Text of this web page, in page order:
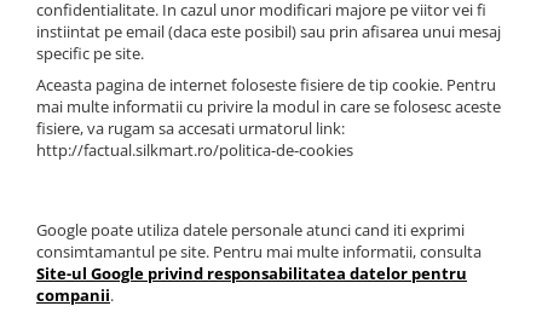
confidentialitate. In cazul unor modificari majore pe viitor vei fi
instiintat pe email (daca este posibil) sau prin afisarea unui mesaj
specific pe site.
Aceasta pagina de internet foloseste fisiere de tip cookie. Pentru
mai multe informatii cu privire la modul in care se folosesc aceste
fisiere, va rugam sa accesati urmatorul link:
http://factual.silkmart.ro/politica-de-cookies
Google poate utiliza datele personale atunci cand iti exprimi
consimtamantul pe site. Pentru mai multe informatii, consulta
Site-ul Google privind responsabilitatea datelor pentru
companii.